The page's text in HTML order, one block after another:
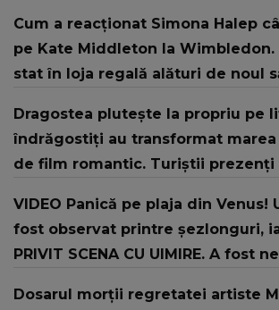
Cum a reacționat Simona Halep
pe Kate Middleton la Wimbledon.
stat în loja regală alături de noul
Dragostea plutește la propriu pe
îndrăgostiți au transformat
de film romantic. Turiștii prezenți
VIDEO Panică pe plaja din Venus!
fost observat printre şezlonguri,
PRIVIT SCENA CU UIMIRE. A fost
Dosarul morții regretatei artiste